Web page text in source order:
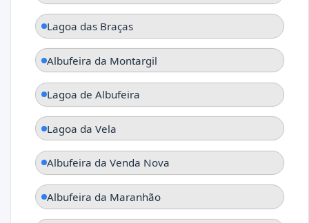
Lagoa das Braças
Albufeira da Montargil
Lagoa de Albufeira
Lagoa da Vela
Albufeira da Venda Nova
Albufeira da Maranhão